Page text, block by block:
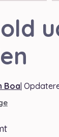
Boa|